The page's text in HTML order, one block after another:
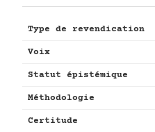
Type de revendication
Voix
Statut épistémique
Méthodologie
Certitude